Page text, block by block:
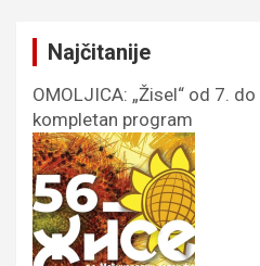
Najčitanije
OMOLJICA: „Žisel“ od 7.
kompletan program